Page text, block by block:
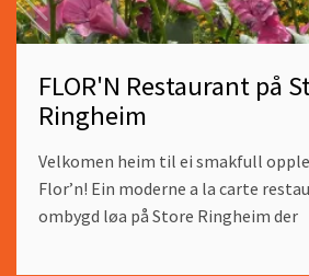
FLOR'N Restaurant på
Ringheim
Velkomen heim til ei smakfull
Flor’n! Ein moderne a la carte
ombygd løa på Store Ringheim der